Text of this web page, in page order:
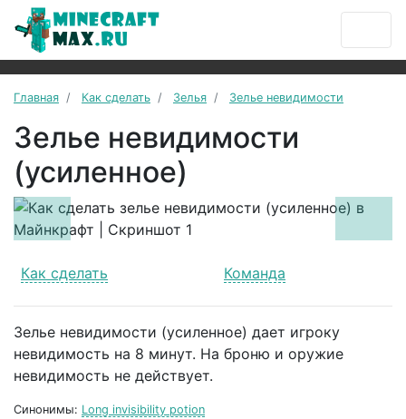
Главная Как сделать Зелья Зелье невидимости
Зелье невидимости
(усиленное)
Previous
Как сделать Команда
Зелье невидимости (усиленное) дает игроку
невидимость на 8 минут. На броню и оружие
невидимость не действует.
Синонимы: Long invisibility potion